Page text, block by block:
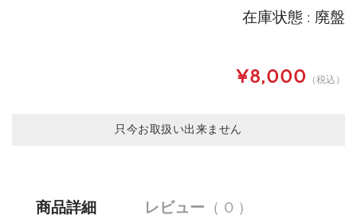
在庫状態 : 廃盤
¥8,000 （税込）
只今お取扱い出来ません
商品詳細 レビュー （ 0 ）